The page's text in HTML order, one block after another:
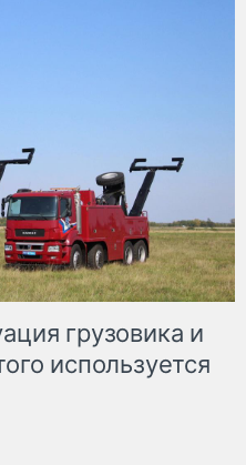
грузовика и
используется